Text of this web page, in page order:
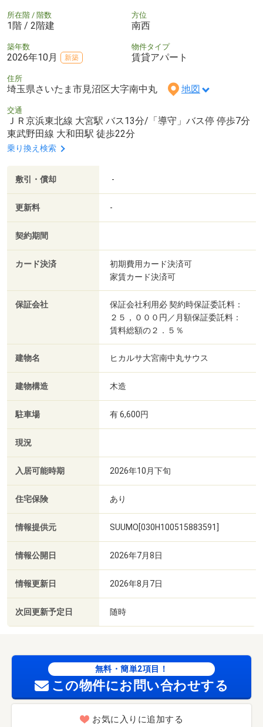
所在階 / 階数
1階 / 2階建
方位
南西
築年数
2026年10月 新築
物件タイプ
賃貸アパート
住所
埼玉県さいたま市見沼区大字南中丸 地図
交通
ＪＲ京浜東北線 大宮駅 バス13分/「導守」バス停 停歩7分
東武野田線 大和田駅 徒歩22分
乗り換え検索
敷引・償却 -
更新料 -
契約期間
カード決済
初期費用カード決済可
家賃カード決済可
保証会社
保証会社利用必 契約時保証委託料：
２５，０００円／月額保証委託料：
賃料総額の２．５％
建物名 ヒカルサ大宮南中丸サウス
建物構造 木造
駐車場 有 6,600円
現況
入居可能時期 2026年10月下旬
住宅保険 あり
情報提供元 SUUMO[030H100515883591]
情報公開日 2026年7月8日
情報更新日 2026年8月7日
次回更新予定日 随時
無料・簡単2項目！
この物件にお問い合わせする
お気に入りに追加する